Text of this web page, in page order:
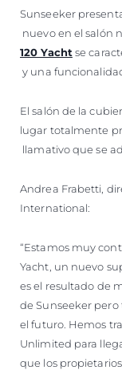
Sunseeker
nuevo en el salón
120 Yacht se
y una
El salón de la
lugar totalmente
llamativo que se
Andrea Frabetti,
International:
“Estamos muy
Yacht, un nuevo
es el resultado de
de Sunseeker
el futuro. Hemos
Unlimited para
que los